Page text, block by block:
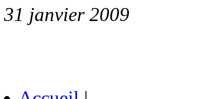
31 janvier 2009